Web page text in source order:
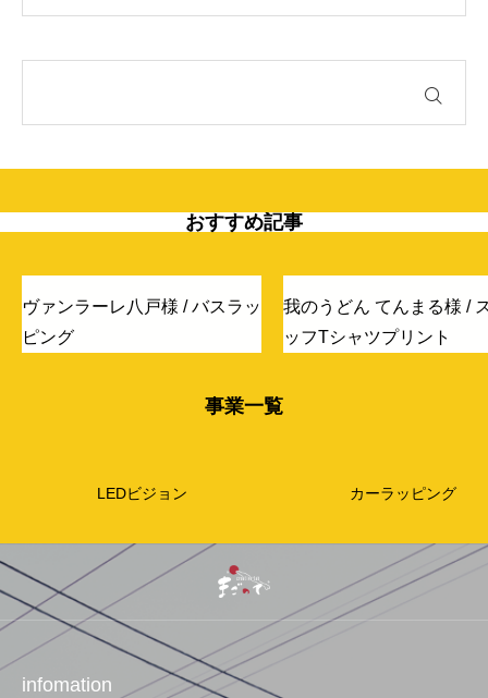
おすすめ記事
ヴァンラーレ八戸様 / バスラッ
ピング
我のうどん てんまる様 /
ッフTシャツプリント
事業一覧
LEDビジョン カーラッピング
infomation